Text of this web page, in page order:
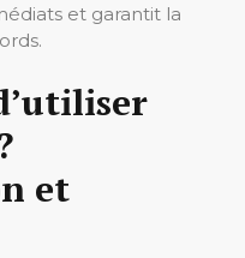
et garantit la
et